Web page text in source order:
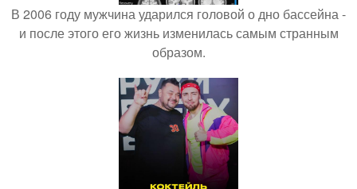
В 2006 году мужчина ударился головой о дно бассейна -
и после этого его жизнь изменилась самым странным
образом.